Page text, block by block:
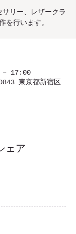
リー、レザークラ
を行います。
– 17:00
東京都新宿区
ェア